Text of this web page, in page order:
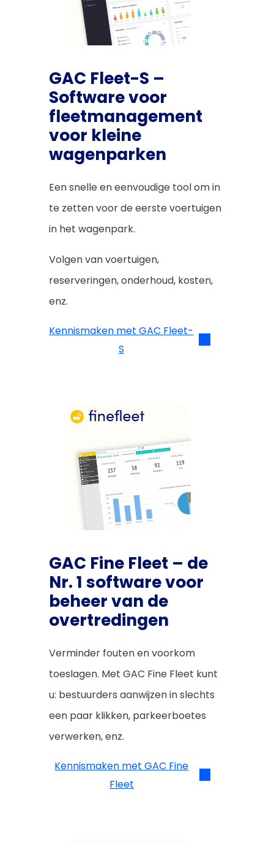
GAC Fleet-S –
Software voor
fleetmanagement
voor kleine
wagenparken
Een snelle en eenvoudige tool om in
te zetten voor de eerste voertuigen
in het wagenpark.
Volgen van voertuigen,
reserveringen, onderhoud, kosten,
enz.
Kennismaken met GAC Fleet-
S
GAC Fine Fleet – de
Nr. 1 software voor
beheer van de
overtredingen
Verminder fouten en voorkom
toeslagen. Met GAC Fine Fleet kunt
u: bestuurders aanwijzen in slechts
een paar klikken, parkeerboetes
verwerken, enz.
Kennismaken met GAC Fine
Fleet